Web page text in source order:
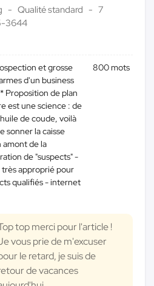
Qualité standard
7
3644
et grosse
d'un business
Proposition de plan
est une science : de
de coude, voilà
sonner la caisse
amont de la
de "suspects" -
approprié pour
qualifiés - internet
800 mots
top merci pour l'article !
vous prie de m'excuser
le retard, je suis de
de vacances